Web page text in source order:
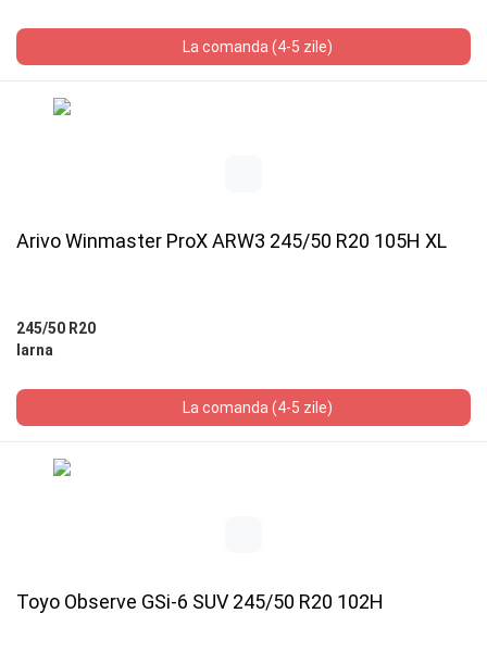
La comanda (4-5 zile)
Arivo Winmaster ProX ARW3 245/50 R20 105H XL
245/50 R20
Iarna
La comanda (4-5 zile)
Toyo Observe GSi-6 SUV 245/50 R20 102H